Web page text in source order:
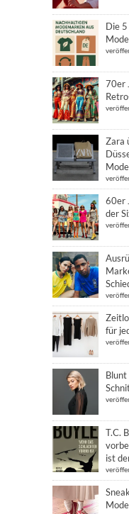
Die
70er
Zara
60er
der
für
Blunt
T.C.
ist